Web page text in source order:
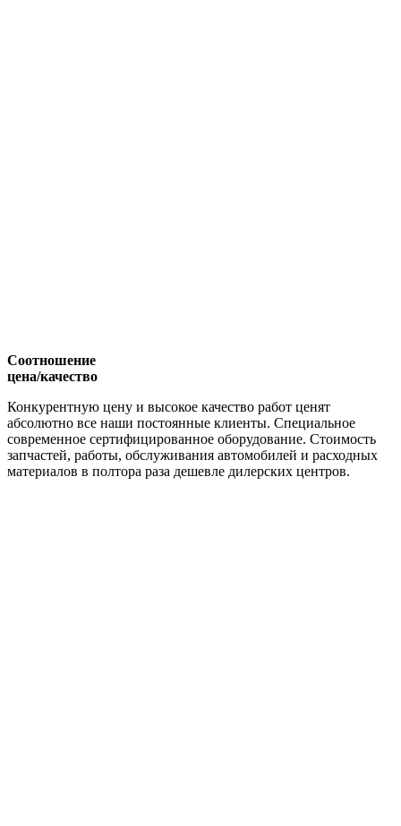
Соотношение
цена/качество
Конкурентную цену и высокое качество работ ценят
абсолютно все наши постоянные клиенты. Специальное
современное сертифицированное оборудование. Стоимость
запчастей, работы, обслуживания автомобилей и расходных
материалов в полтора раза дешевле дилерских центров.